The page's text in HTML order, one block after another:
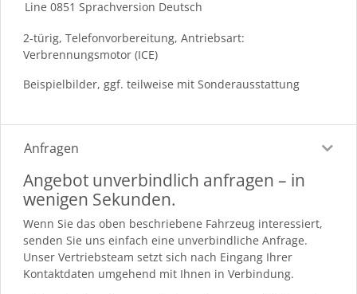
Line 0851 Sprachversion Deutsch
2-türig, Telefonvorbereitung, Antriebsart:
Verbrennungsmotor (ICE)
Beispielbilder, ggf. teilweise mit Sonderausstattung
Anfragen
Angebot unverbindlich anfragen – in
wenigen Sekunden.
Wenn Sie das oben beschriebene Fahrzeug interessiert,
senden Sie uns einfach eine unverbindliche Anfrage.
Unser Vertriebsteam setzt sich nach Eingang Ihrer
Kontaktdaten umgehend mit Ihnen in Verbindung.